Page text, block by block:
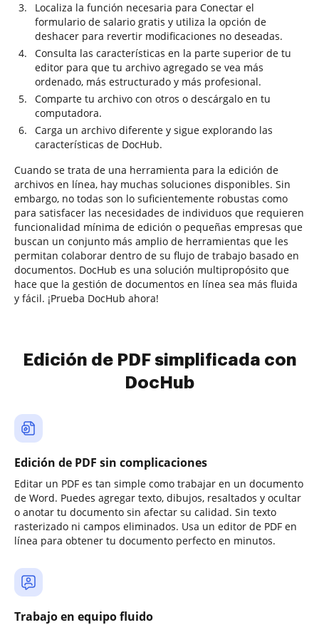
Localiza la función necesaria para Conectar el
formulario de salario gratis y utiliza la opción de
deshacer para revertir modificaciones no deseadas.
Consulta las características en la parte superior de tu
editor para que tu archivo agregado se vea más
ordenado, más estructurado y más profesional.
Comparte tu archivo con otros o descárgalo en tu
computadora.
Carga un archivo diferente y sigue explorando las
características de DocHub.
Cuando se trata de una herramienta para la edición de
archivos en línea, hay muchas soluciones disponibles. Sin
embargo, no todas son lo suficientemente robustas como
para satisfacer las necesidades de individuos que requieren
funcionalidad mínima de edición o pequeñas empresas que
buscan un conjunto más amplio de herramientas que les
permitan colaborar dentro de su flujo de trabajo basado en
documentos. DocHub es una solución multipropósito que
hace que la gestión de documentos en línea sea más fluida
y fácil. ¡Prueba DocHub ahora!
Edición de PDF simplificada con
DocHub
Edición de PDF sin complicaciones
Editar un PDF es tan simple como trabajar en un documento
de Word. Puedes agregar texto, dibujos, resaltados y ocultar
o anotar tu documento sin afectar su calidad. Sin texto
rasterizado ni campos eliminados. Usa un editor de PDF en
línea para obtener tu documento perfecto en minutos.
Trabajo en equipo fluido